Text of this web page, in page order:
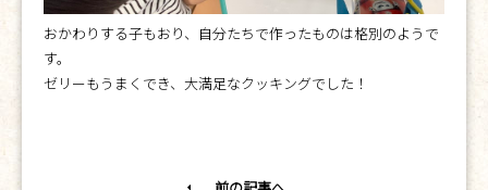
おかわりする子もおり、自分たちで作ったものは格別のようで
す。
ゼリーもうまくでき、大満足なクッキングでした！